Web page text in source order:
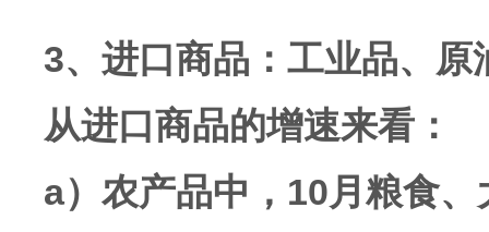
3、进口商品：工业品、原
从进口商品的增速来看：
a）农产品中，10月粮食